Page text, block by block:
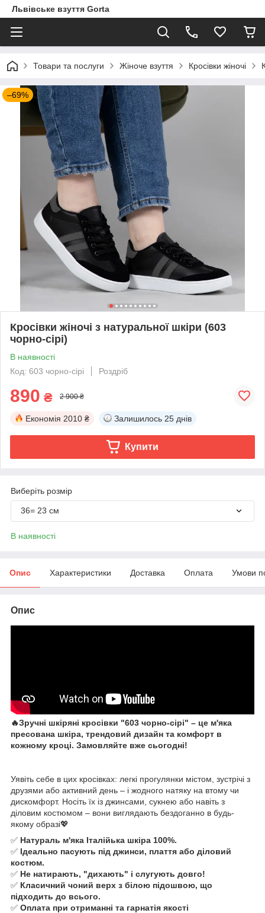
Львівське взуття Gorta
Товари та послуги Жіноче взуття Кросівки жіночі
–69%
Кросівки жіночі з натуральної шкіри (603
чорно-сірі)
В наявності
Код: 603 чорно-сірі
Роздріб
890 ₴ 2 900 ₴
Економія 2010 ₴ Залишилось 25 днів
Купити
Виберіть розмір
36= 23 см
В наявності
Опис Характеристики Доставка Оплата Умови
Опис
🔥Зручні шкіряні кросівки "603 чорно-сірі" – це м'яка
пресована шкіра, трендовий дизайн та комфорт в
кожному кроці. Замовляйте вже сьогодні!
Уявіть себе в цих кросівках: легкі прогулянки містом, зустрічі з
друзями або активний день – і жодного натяку на втому чи
дискомфорт. Носіть їх із джинсами, сукнею або навіть з
діловим костюмом – вони виглядають бездоганно в будь-
якому образі💖
✅ Натураль м'яка Італійька шкіра 100%.
✅ Ідеально пасують під джинси, плаття або діловий
костюм.
✅ Не натирають, "дихають" і слугують довго!
✅ Класичний чоний верх з білою підошвою, що
підходить до всього.
✅ Оплата при отриманні та гарнатія якості